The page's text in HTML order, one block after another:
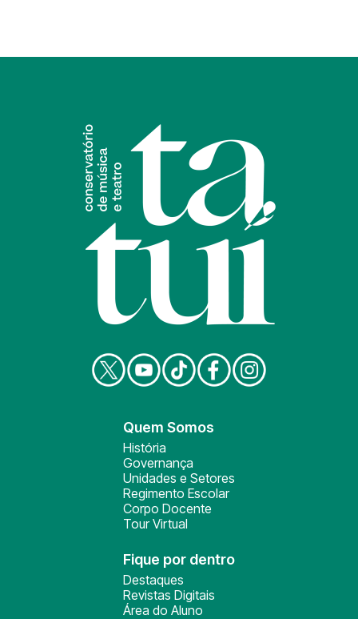
Quem Somos
História
Governança
Unidades e Setores
Regimento Escolar
Corpo Docente
Tour Virtual
Fique por dentro
Destaques
Revistas Digitais
Área do Aluno